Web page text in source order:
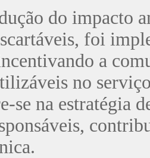
do impacto
foi
a
no
se na estratégia